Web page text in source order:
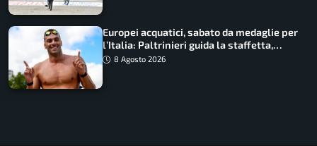
Europei acquatici, sabato da medaglie per
l’Italia: Paltrinieri guida la staffetta,
Barnabà sogna l’oro dalle grandi altezze
8 Agosto 2026